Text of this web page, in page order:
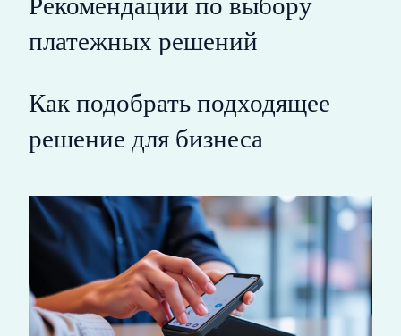
платежных решений
Как подобрать подходящее
решение для бизнеса